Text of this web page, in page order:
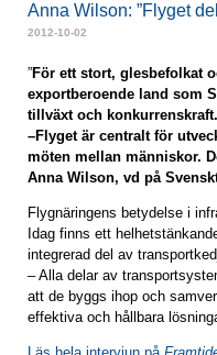
Anna Wilson: ”Flyget
2012-10-02
”För ett stort, glesbefolkat
exportberoende land som
tillväxt och konkurrenskraft.
–Flyget är centralt för
möten mellan människor.
Anna Wilson, vd på
Flygnäringens betydelse i
Idag finns ett
integrerad del av
– Alla delar av
att de byggs ihop och
effektiva och hållbara